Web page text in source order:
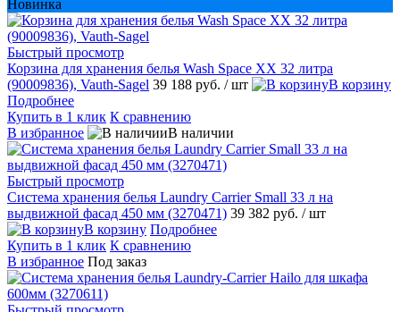
Новинка
Быстрый просмотр
Корзина для хранения белья Wash Space XX 32 литра
(90009836), Vauth-Sagel 39 188 руб. / шт
В корзину
Подробнее
Купить в 1 клик К сравнению
В избранное
В наличии
Быстрый просмотр
Система хранения белья Laundry Carrier Small 33 л на
выдвижной фасад 450 мм (3270471) 39 382 руб. / шт
В корзину Подробнее
Купить в 1 клик К сравнению
В избранное Под заказ